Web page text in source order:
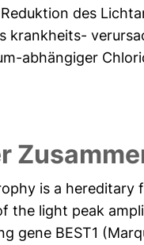
des
krankheits-
abhängiger
is a
the light peak
gene BEST1